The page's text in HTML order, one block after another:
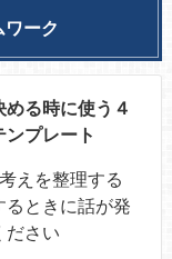
ーク
る時に使う４
プレート
えを整理する
るときに話が発
ださい